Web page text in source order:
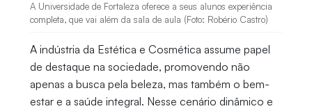
A Universidade de Fortaleza oferece a seus alunos experiência
completa, que vai além da sala de aula (Foto: Robério Castro)
A indústria da Estética e Cosmética assume papel
de destaque na sociedade, promovendo não
apenas a busca pela beleza, mas também o bem-
estar e a saúde integral. Nesse cenário dinâmico e